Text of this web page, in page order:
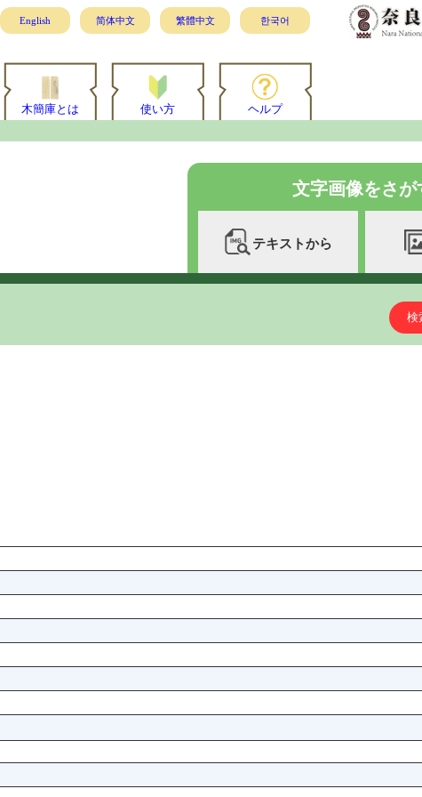
English 简体中文 繁體中文 한국어
木簡庫とは 使い方 ヘルプ
文字画像をさが
テキストから
検